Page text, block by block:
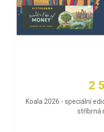
2
Koala 2026 - speciální
stříbrná